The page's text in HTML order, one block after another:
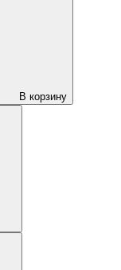
В корзину